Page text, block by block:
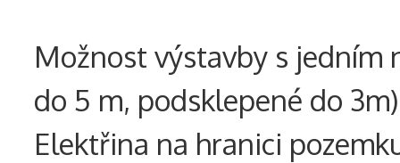
Možnost výstavby s jedním
do 5 m, podsklepené do 3m)
Elektřina na hranici